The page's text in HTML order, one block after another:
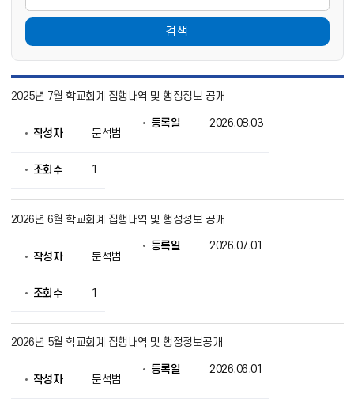
검색
보
번
호,
제
일,
조
2025년 7월 학교회계 집행내역 및 행정정보 공개
작성자 문석범
등록일 2026.08.03
조회수 1
2026년 6월 학교회계 집행내역 및 행정정보 공개
작성자 문석범
등록일 2026.07.01
조회수 1
2026년 5월 학교회계 집행내역 및 행정정보공개
작성자 문석범
등록일 2026.06.01